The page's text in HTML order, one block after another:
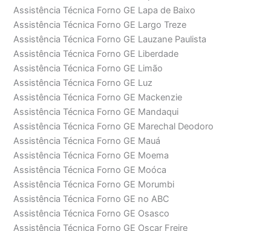
Assistência Técnica Forno GE Lapa de Baixo
Assistência Técnica Forno GE Largo Treze
Assistência Técnica Forno GE Lauzane Paulista
Assistência Técnica Forno GE Liberdade
Assistência Técnica Forno GE Limão
Assistência Técnica Forno GE Luz
Assistência Técnica Forno GE Mackenzie
Assistência Técnica Forno GE Mandaqui
Assistência Técnica Forno GE Marechal Deodoro
Assistência Técnica Forno GE Mauá
Assistência Técnica Forno GE Moema
Assistência Técnica Forno GE Moóca
Assistência Técnica Forno GE Morumbi
Assistência Técnica Forno GE no ABC
Assistência Técnica Forno GE Osasco
Assistência Técnica Forno GE Oscar Freire